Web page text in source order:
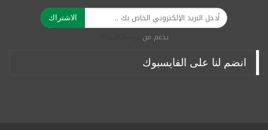
الاشتراك
بدعم من
انضم لنا على الفايسبوك